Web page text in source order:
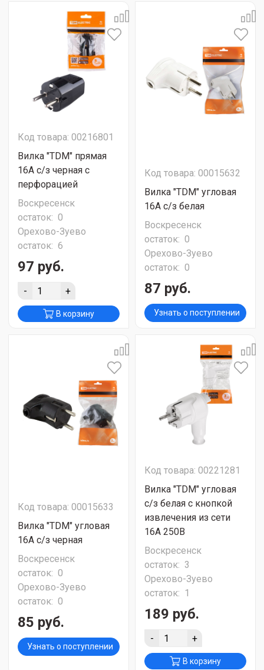
Код товара: 00216801
Вилка "TDM" прямая
16А с/з черная с
перфорацией
Воскресенск
остаток: 0
Орехово-Зуево
остаток: 6
97 руб.
- +
В корзину
Код товара: 00015632
Вилка "TDM" угловая
16А с/з белая
Воскресенск
остаток: 0
Орехово-Зуево
остаток: 0
87 руб.
Узнать о поступлении
Код товара: 00015633
Вилка "TDM" угловая
16А с/з черная
Воскресенск
остаток: 0
Орехово-Зуево
остаток: 0
85 руб.
Узнать о поступлении
Код товара: 00221281
Вилка "TDM" угловая
c/з белая с кнопкой
извлечения из сети
16А 250В
Воскресенск
остаток: 3
Орехово-Зуево
остаток: 1
189 руб.
- +
В корзину